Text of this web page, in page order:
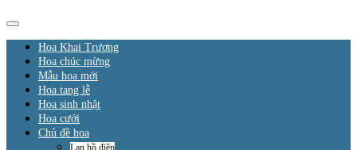
Hoa Khai Trương
Hoa chúc mừng
Mẫu hoa mới
Hoa tang lễ
Hoa sinh nhật
Hoa cưới
Chủ đề hoa
Lan hồ điệp